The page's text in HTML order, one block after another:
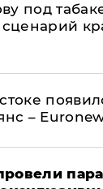
под
–